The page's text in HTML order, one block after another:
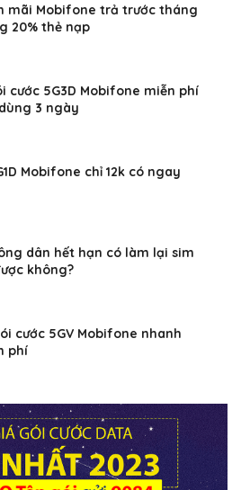
mãi Mobifone trả trước tháng
20% thẻ nạp
cước 5G3D Mobifone miễn phí
3 ngày
Mobifone chỉ 12k có ngay
dân hết hạn có làm lại sim
không?
cước 5GV Mobifone nhanh
phí